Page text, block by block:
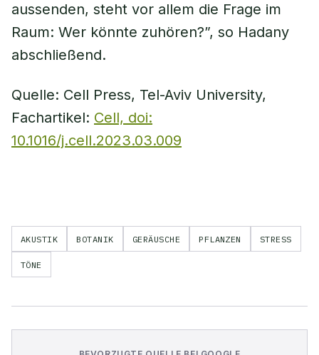
aussenden, steht vor allem die Frage im
Raum: Wer könnte zuhören?”, so Hadany
abschließend.
Quelle: Cell Press, Tel-Aviv University,
Fachartikel: Cell, doi:
10.1016/j.cell.2023.03.009
AKUSTIK BOTANIK GERÄUSCHE PFLANZEN STRESS
TÖNE